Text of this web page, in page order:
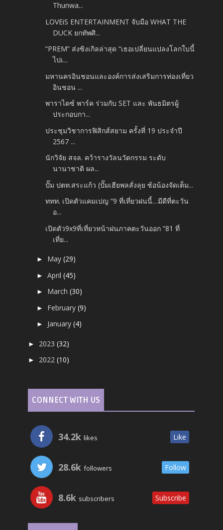
Thunwa...
LOVEiS ENTERTAINMENT จับมือ WHAT THE
DUCK ยกทัพศิ...
“PREM” ส่งซิงเกิลล่าสุด “เธอเปลี่ยนแปลงโลกใบนี้
ไปเ...
มหานครอินชอนและองค์การส่งเสริมการท่องเที่ยว
อินชอน ...
พาราไดซ์ พาร์ค ร่วมกับ SET และ พันธมิตรผู้
ประกอบกา...
ประชุมวิชาการฟิสิกส์สยาม ครั้งที่ 19 ประจำปี
2567 ...
นักวิจัย สจล. คว้ารางวัลนวัตกรรม ระดับ
นานาชาติ ผล...
ปั๊ม ปตท.สระแก้ว (ปั๊มเฮียพลสั่งลุย ซ้อน้องจัดเต็ม...
ททท. เปิดตัวแคมเปญ “9 ที่เที่ยวฝนนี้…มีดีที่ตะวัน
อ...
เปิดตัว9x9ที่เที่ยวหน้าฝนภาคตะวันออก “81 ที่
เที่ย...
► May(29)
►April(45)
► March(30)
► February(9)
► January(4)
► 2023(32)
► 2022(10)
CONNECT WITH US
34.2k likes Like
28.6k followers Follow
8.6k subscribers Subscribe